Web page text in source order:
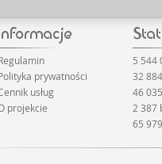
prywatności
usług
projekcie
5 544
32
46
2 387
65